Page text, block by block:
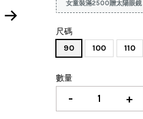
女童裝滿2500贈太陽眼鏡
尺碼
90
100 110
數量
- +